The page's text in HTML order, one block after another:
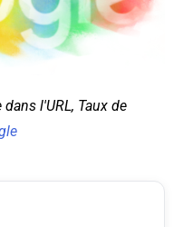
l'URL, Taux de